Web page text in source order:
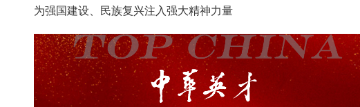
为强国建设、民族复兴注入强大精神力量